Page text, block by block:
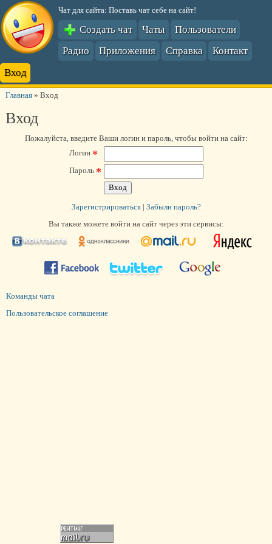
Чат для сайта: Поставь чат себе на сайт!
Создать чат Чаты
Пользователи
Радио
Приложения Справка
Контакт
Вход
Главная» Вход
Вход
Пожалуйста, введите Ваши логин и пароль, чтобы войти на сайт:
Логин *
Пароль *
Зарегистрироваться| Забыли пароль?
Вы также можете войти на сайт через эти сервисы:
Команды чата
Пользовательское соглашение